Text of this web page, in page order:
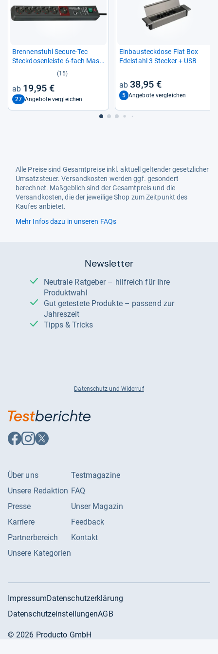
Bren­nen­stuhl Secure-​Tec
Steck­do­sen­leiste 6-​fach Mas­
(15)
19,95 €
27 Angebote vergleichen
Ein­bau­steck­dose Flat Box
Edel­stahl 3 Ste­cker + USB
38,95 €
5 Angebote vergleichen
Alle Preise sind Gesamtpreise inkl. aktuell geltender gesetzlicher
Umsatzsteuer. Versandkosten werden ggf. gesondert
berechnet. Maßgeblich sind der Gesamtpreis und die
Versandkosten, die der jeweilige Shop zum Zeitpunkt des
Kaufes anbietet.
Mehr Infos dazu in unseren FAQs
Newsletter
Neutrale Ratgeber – hilfreich für Ihre
Produktwahl
Gut getestete Produkte – passend zur
Jahreszeit
Tipps & Tricks
Datenschutz und Widerruf
Auf
Facebook
Auf
Instagram
Auf
X
Über uns
Unsere Redaktion
Presse
Karriere
Partnerbereich
Unsere Kategorien
Testmagazine
FAQ
Unser Magazin
Feedback
Kontakt
ImpressumDatenschutzerklärung
DatenschutzeinstellungenAGB
©2026 Producto GmbH